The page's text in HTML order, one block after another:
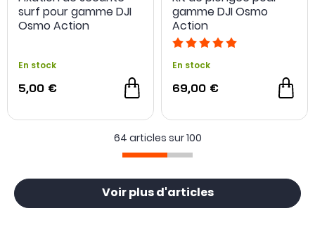
surf pour gamme DJI
Osmo Action
En stock
5,00 €
gamme DJI Osmo
Action
En stock
69,00 €
64 articles sur100
Voir plus d'articles